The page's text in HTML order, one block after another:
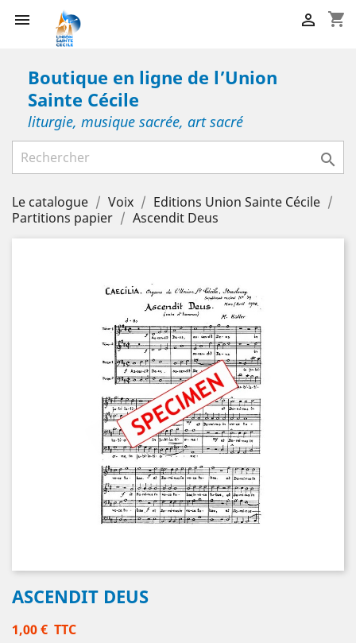
 shopping_cart

Boutique en ligne de l’Union
Sainte Cécile
liturgie, musique sacrée, art sacré

Le catalogue Voix
Editions Union Sainte Cécile
Partitions papier
Ascendit Deus
ASCENDIT DEUS
1,00 € TTC